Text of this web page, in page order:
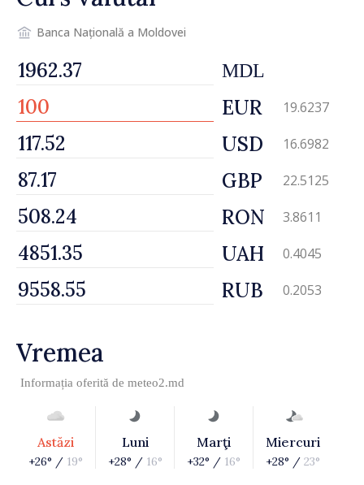
Banca Națională a Moldovei
MDL
EUR 19.6237
USD 16.6982
GBP 22.5125
RON 3.8611
UAH 0.4045
RUB 0.2053
Vremea
Informația oferită de meteo2.md
Astăzi
+26° / 19°
Luni
+28° / 16°
Marţi
+32° / 16°
Miercuri
+28° / 23°